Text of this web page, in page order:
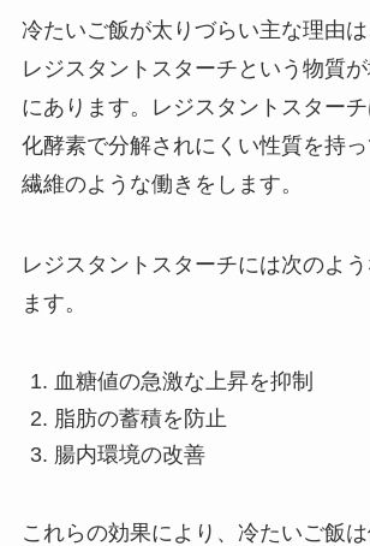
冷たいご飯が太りづらい主な理由
レジスタントスターチという物質
にあります。レジスタントスター
化酵素で分解されにくい性質を持
繊維のような働きをします。
レジスタントスターチには次のよ
ます。
血糖値の急激な上昇を抑制
脂肪の蓄積を防止
腸内環境の改善
これらの効果により、冷たいご飯